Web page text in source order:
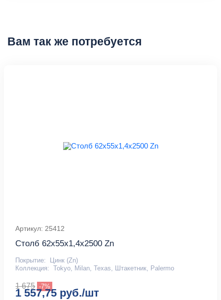
Вам так же потребуется
Артикул: 25412
Столб 62х55х1,4х2500 Zn
Покрытие:
Цинк (Zn)
Коллекция: Tokyo, Milan, Texas, Штакетник, Palermo
1 675 -7%
1 557,75 руб./шт